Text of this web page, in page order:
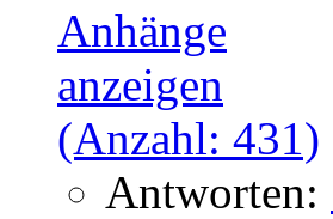
Antworten: